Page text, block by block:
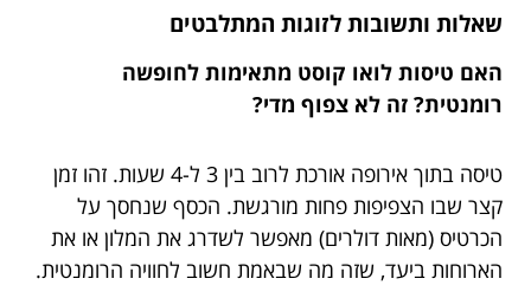
שאלות ותשובות לזוגות המתלבטים
האם טיסות לואו קוסט מתאימות לחופשה
רומנטית? זה לא צפוף מדי?
טיסה בתוך אירופה אורכת לרוב בין 3 ל-4 שעות. זהו זמן
קצר שבו הצפיפות פחות מורגשת. הכסף שנחסך על
הכרטיס (מאות דולרים) מאפשר לשדרג את המלון או את
הארוחות ביעד, שזה מה שבאמת חשוב לחוויה הרומנטית.